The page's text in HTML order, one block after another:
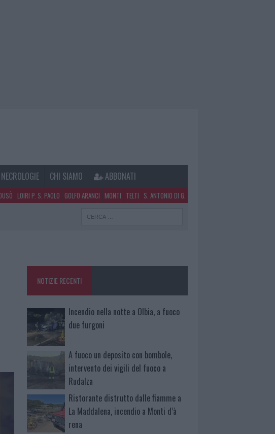
NECROLOGIE CHI SIAMO ABBONATI
LOIRI P. S. PAOLO GOLFO ARANCI MONTI TELTI S. ANTONIO DI G.
NOTIZIE RECENTI
Incendio nella notte a Olbia, a fuoco
due furgoni
A fuoco un deposito con bombole,
intervento dei vigili del fuoco a
Rudalza
Ristorante distrutto dalle fiamme a
La Maddalena, incendio a Monti d’à
rena